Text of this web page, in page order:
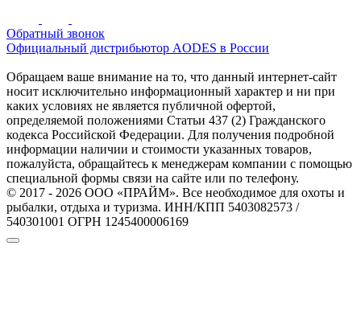
Обратный звонок
Официальный дистрибьютор AODES в России
Обращаем ваше внимание на то, что данный интернет-сайт
носит исключительно информационный характер и ни при
каких условиях не является публичной офертой,
определяемой положениями Статьи 437 (2) Гражданского
кодекса Российской Федерации. Для получения подробной
информации наличии и стоимости указанных товаров,
пожалуйста, обращайтесь к менеджерам компании с помощью
специальной формы связи на сайте или по телефону.
© 2017 - 2026 ООО «ПРАЙМ». Все необходимое для охоты и
рыбалки, отдыха и туризма. ИНН/КПП 5403082573 /
540301001 ОГРН 1245400006169